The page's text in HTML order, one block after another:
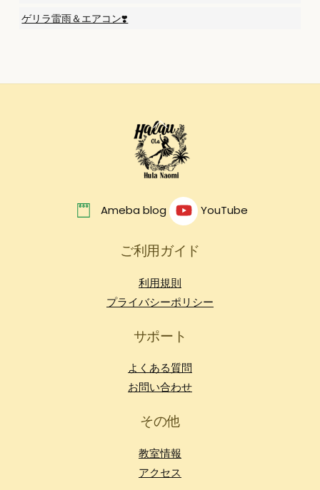
ゲリラ雷雨＆エアコン❣️
Back
To
Top
Ameba blog YouTube
ご利用ガイド
利用規則
プライバシーポリシー
サポート
よくある質問
お問い合わせ
その他
教室情報
アクセス